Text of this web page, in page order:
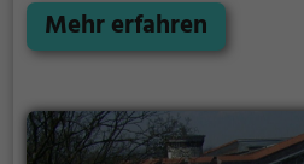
Grillplatzes: keine
ruhig auch mal bis spät in
den meisten Fällen
niemanden stören.
Mehr erfahren